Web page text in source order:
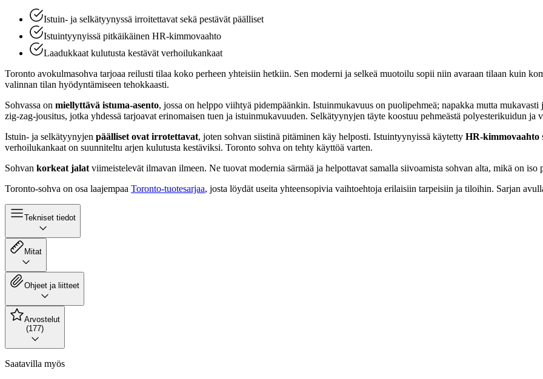
Istuin- ja selkätyynyssä irroitettavat sekä pestävät päälliset
Istuintyynyissä pitkäikäinen HR-kimmovaahto
Laadukkaat kulutusta kestävät verhoilukankaat
Toronto avokulmasohva tarjoaa reilusti tilaa koko perheen yhteisiin hetkiin. Sen moderni ja selkeä muotoilu sopii niin avaraan tilaan kuin
valinnan tilan hyödyntämiseen tehokkaasti.
Sohvassa on miellyttävä istuma-asento, jossa on helppo viihtyä pidempäänkin. Istuinmukavuus on puolipehmeä; napakka mutta
zig-zag-jousitus, jotka yhdessä tarjoavat erinomaisen tuen ja istuinmukavuuden. Selkätyynyjen täyte koostuu pehmeästä polyesterikuidun ja
Istuin- ja selkätyynyjen päälliset ovat irrotettavat, joten sohvan siistinä pitäminen käy helposti. Istuintyynyissä käytetty HR-kimmovaahto
verhoilukankaat on suunniteltu arjen kulutusta kestäviksi. Toronto sohva on tehty käyttöä varten.
Sohvan korkeat jalat viimeistelevät ilmavan ilmeen. Ne tuovat modernia särmää ja helpottavat samalla siivoamista sohvan alta, mikä on
Toronto-sohva on osa laajempaa Toronto-tuotesarjaa, josta löydät useita yhteensopivia vaihtoehtoja erilaisiin tarpeisiin ja tiloihin. Sarjan
Tekniset tiedot
Mitat
Ohjeet ja liitteet
Arvostelut
(177)
Saatavilla myös